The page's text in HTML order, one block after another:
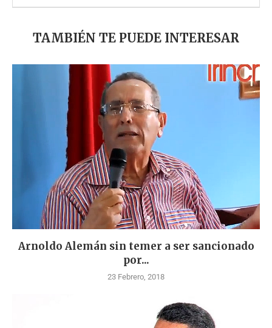
TAMBIÉN TE PUEDE INTERESAR
Arnoldo Alemán sin temer a ser sancionado
por...
23 Febrero, 2018